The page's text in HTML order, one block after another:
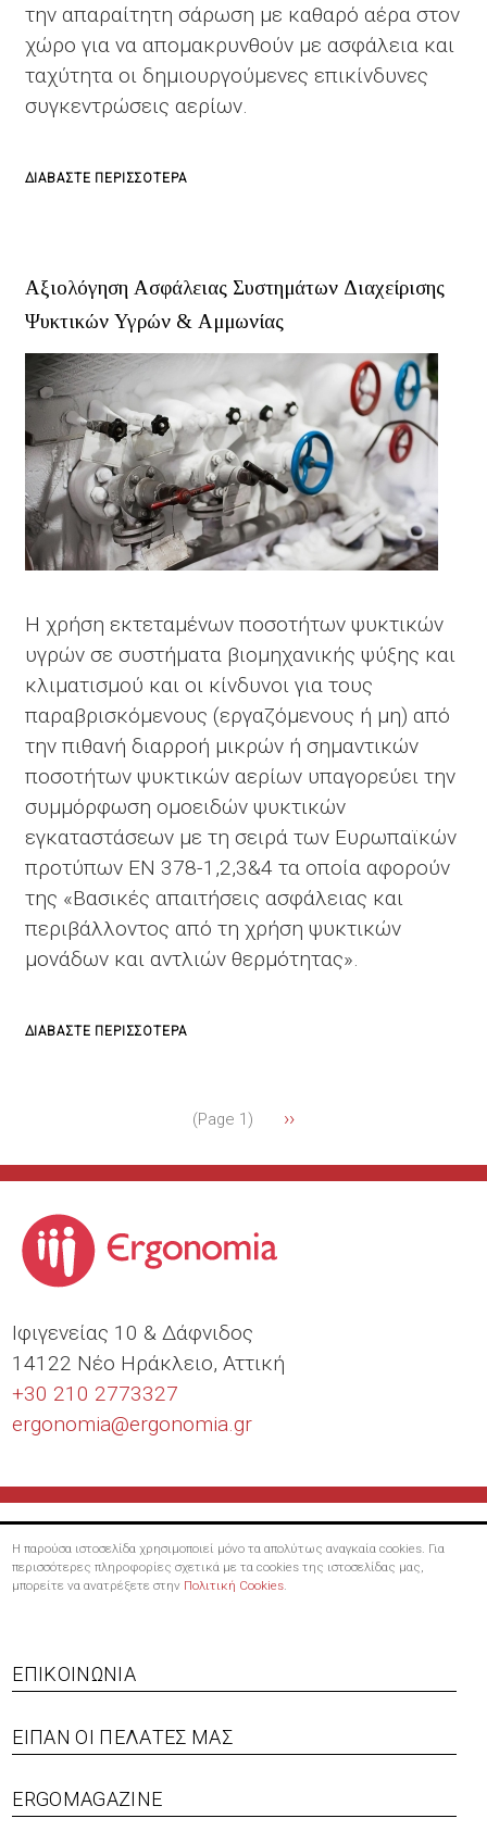
την απαραίτητη σάρωση με καθαρό αέρα στον
χώρο για να απομακρυνθούν με ασφάλεια και
ταχύτητα οι δημιουργούμενες επικίνδυνες
συγκεντρώσεις αερίων.
ΔΙΑΒΆΣΤΕ ΠΕΡΙΣΣΌΤΕΡΑ
ΕΞΑΕΡΙΣΜΟΎ
(ΑΤΕΧ,
ΚΡΥΟΣΤΑΣΊΩΝ
ΑΜΜΩΝΊΑΣ,
Κ.Τ.Λ.)
Αξιολόγηση Ασφάλειας Συστημάτων Διαχείρισης
Ψυκτικών Υγρών & Αμμωνίας
Η χρήση εκτεταμένων ποσοτήτων ψυκτικών
υγρών σε συστήματα βιομηχανικής ψύξης και
κλιματισμού και οι κίνδυνοι για τους
παραβρισκόμενους (εργαζόμενους ή μη) από
την πιθανή διαρροή μικρών ή σημαντικών
ποσοτήτων ψυκτικών αερίων υπαγορεύει την
συμμόρφωση ομοειδών ψυκτικών
εγκαταστάσεων με τη σειρά των Ευρωπαϊκών
προτύπων EN 378-1,2,3&4 τα οποία αφορούν
της «Βασικές απαιτήσεις ασφάλειας και
περιβάλλοντος από τη χρήση ψυκτικών
μονάδων και αντλιών θερμότητας».
ΔΙΑΒΆΣΤΕ ΠΕΡΙΣΣΌΤΕΡΑ
ΑΣΦΆΛΕΙΑΣ
&
(Page 1)
Next
››
Ιφιγενείας 10 & Δάφνιδος
14122 Νέο Ηράκλειο, Αττική
+30 210 2773327
ergonomia@ergonomia.gr
Η παρούσα ιστοσελίδα χρησιμοποιεί μόνο τα απολύτως αναγκαία cookies. Για
περισσότερες πληροφορίες σχετικά με τα cookies της ιστοσελίδας μας,
μπορείτε να ανατρέξετε στην Πολιτική Cookies.
Footer
menu
ΕΠΙΚΟΙΝΩΝΊΑ
ΕΊΠΑΝ ΟΙ ΠΕΛΆΤΕΣ ΜΑΣ
ERGOMAGAZINE